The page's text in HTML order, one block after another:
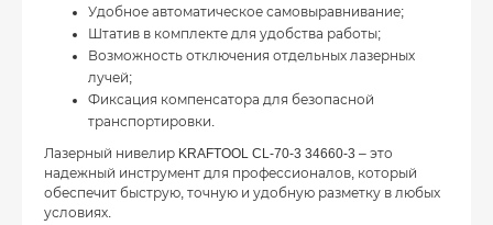
Удобное автоматическое самовыравнивание;
Штатив в комплекте для удобства работы;
Возможность отключения отдельных лазерных
лучей;
Фиксация компенсатора для безопасной
транспортировки.
Лазерный нивелир KRAFTOOL CL-70-3 34660-3 – это
надежный инструмент для профессионалов, который
обеспечит быструю, точную и удобную разметку в любых
условиях.